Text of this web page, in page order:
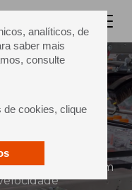
analíticos, de
saber mais
consulte
de cookies, clique
sem